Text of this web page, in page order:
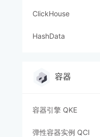
ClickHouse
HashData
容器
容器引擎 QKE
弹性容器实例 QCI